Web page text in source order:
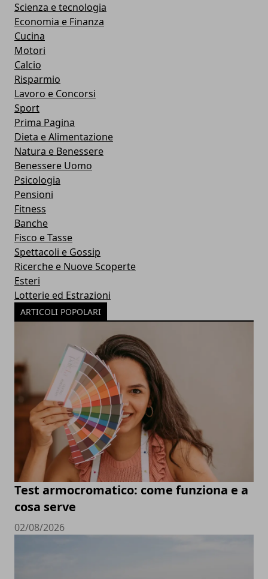
Scienza e tecnologia
Economia e Finanza
Cucina
Motori
Calcio
Risparmio
Lavoro e Concorsi
Sport
Prima Pagina
Dieta e Alimentazione
Natura e Benessere
Benessere Uomo
Psicologia
Pensioni
Fitness
Banche
Fisco e Tasse
Spettacoli e Gossip
Ricerche e Nuove Scoperte
Esteri
Lotterie ed Estrazioni
ARTICOLI POPOLARI
Test armocromatico: come funziona e a
cosa serve
02/08/2026